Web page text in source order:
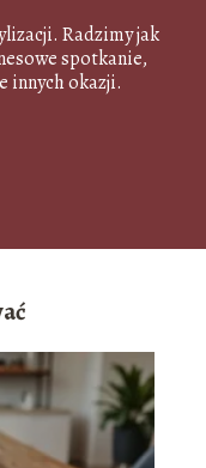
Radzimy jak
spotkanie,
innych okazji.